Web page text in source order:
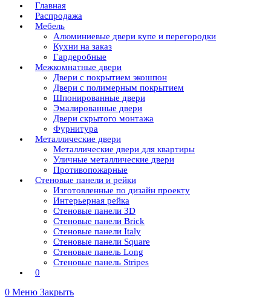
Главная
Распродажа
Мебель
Алюминиевые двери купе и перегородки
Кухни на заказ
Гардеробные
Межкомнатные двери
Двери с покрытием экошпон
Двери с полимерным покрытием
Шпонированные двери
Эмалированные двери
Двери скрытого монтажа
Фурнитура
Металлические двери
Металлические двери для квартиры
Уличные металлические двери
Противопожарные
Стеновые панели и рейки
Изготовленные по дизайн проекту
Интерьерная рейка
Стеновые панели 3D
Стеновые панели Brick
Стеновые панели Italy
Стеновые панели Square
Стеновые панель Long
Стеновые панель Stripes
0
0 Меню Закрыть